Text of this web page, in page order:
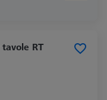
RT